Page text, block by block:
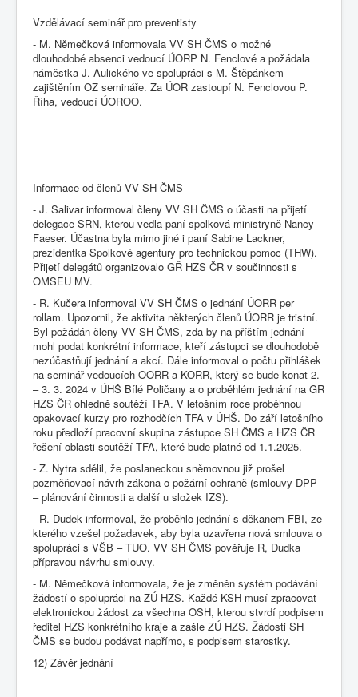
Vzdělávací seminář pro preventisty
- M. Němečková informovala VV SH ČMS o možné
dlouhodobé absenci vedoucí ÚORP N. Fenclové a požádala
náměstka J. Aulického ve spolupráci s M. Štěpánkem
zajištěním OZ semináře. Za ÚOR zastoupí N. Fenclovou P.
Říha, vedoucí ÚOROO.
Informace od členů VV SH ČMS
- J. Salivar informoval členy VV SH ČMS o účasti na přijetí
delegace SRN, kterou vedla paní spolková ministryně Nancy
Faeser. Účastna byla mimo jiné i paní Sabine Lackner,
prezidentka Spolkové agentury pro technickou pomoc (THW).
Přijetí delegátů organizovalo GŘ HZS ČR v součinnosti s
OMSEU MV.
- R. Kučera informoval VV SH ČMS o jednání ÚORR per
rollam. Upozornil, že aktivita některých členů ÚORR je tristní.
Byl požádán členy VV SH ČMS, zda by na příštím jednání
mohl podat konkrétní informace, kteří zástupci se dlouhodobě
nezúčastňují jednání a akcí. Dále informoval o počtu přihlášek
na seminář vedoucích OORR a KORR, který se bude konat 2.
– 3. 3. 2024 v ÚHŠ Bílé Poličany a o proběhlém jednání na GŘ
HZS ČR ohledně soutěží TFA. V letošním roce proběhnou
opakovací kurzy pro rozhodčích TFA v ÚHŠ. Do září letošního
roku předloží pracovní skupina zástupce SH ČMS a HZS ČR
řešení oblasti soutěží TFA, které bude platné od 1.1.2025.
- Z. Nytra sdělil, že poslaneckou sněmovnou již prošel
pozměňovací návrh zákona o požární ochraně (smlouvy DPP
– plánování činnosti a další u složek IZS).
- R. Dudek informoval, že proběhlo jednání s děkanem FBI, ze
kterého vzešel požadavek, aby byla uzavřena nová smlouva o
spolupráci s VŠB – TUO. VV SH ČMS pověřuje R, Dudka
přípravou návrhu smlouvy.
- M. Němečková informovala, že je změněn systém podávání
žádostí o spolupráci na ZÚ HZS. Každé KSH musí zpracovat
elektronickou žádost za všechna OSH, kterou stvrdí podpisem
ředitel HZS konkrétního kraje a zašle ZÚ HZS. Žádosti SH
ČMS se budou podávat napřímo, s podpisem starostky.
12) Závěr jednání